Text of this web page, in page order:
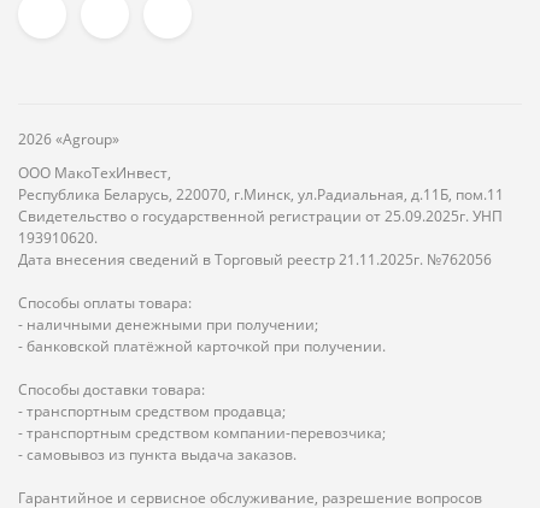
2026 «Agroup»
ООО МакоТехИнвест,
Республика Беларусь, 220070, г.Минск, ул.Радиальная, д.11Б, пом.11
Свидетельство о государственной регистрации от 25.09.2025г. УНП
193910620.
Дата внесения сведений в Торговый реестр 21.11.2025г. №762056
Способы оплаты товара:
- наличными денежными при получении;
- банковской платёжной карточкой при получении.
Способы доставки товара:
- транспортным средством продавца;
- транспортным средством компании-перевозчика;
- самовывоз из пункта выдача заказов.
Гарантийное и сервисное обслуживание, разрешение вопросов